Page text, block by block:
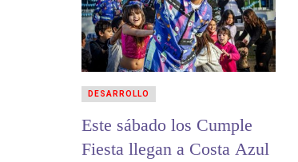
Este sábado los Cumple
Fiesta llegan a Costa Azul
DESARROLLO